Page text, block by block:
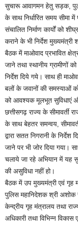
सुचारू आवागमन हेतु सड़क, पुल-
के साथ निर्धारित समय सीमा
संचालित निर्माण कार्यों को
कराने के भी निर्देश मुख्यमंत्री
बैठक में माओवाद प्रभावित
जाने तथा स्थानीय ग्रामीणों
निर्देश दिये गये। साथ ही
बलों के जवानों की समस्याओं
को आवश्यक मूलभूत सुविधाएं
छत्तीसगढ़ राज्य के सीमावर्ती
के साथ बेहतर समन्वय,
द्वारा सतत निगरानी के
जाने पर भी जोर दिया गया।
चलाये जा रहे अभियान में यह
की असुविधा नहीं हो।
बैठक में उप मुख्यमंत्री एवं गृह
पुलिस महानिदेशक श्री
केन्द्रीय गृह मंत्रालय तथा
अधिकारी तथा विभिन्न